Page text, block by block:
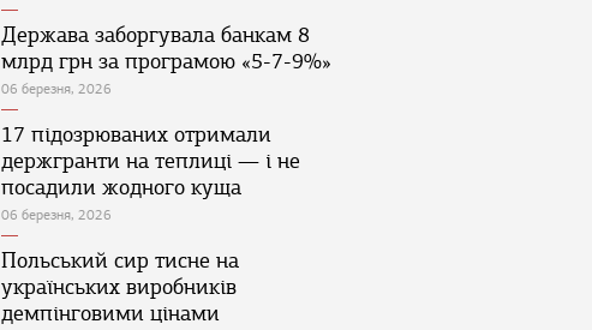
Держава заборгувала банкам 8
млрд грн за програмою «5-7-9%»
06 березня, 2026
17 підозрюваних отримали
держгранти на теплиці — і не
посадили жодного куща
06 березня, 2026
Польський сир тисне на
українських виробників
демпінговими цінами